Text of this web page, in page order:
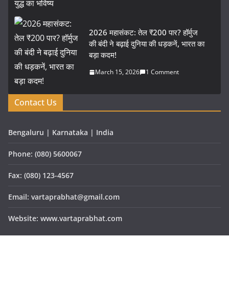
2026 महासंकट: तेल ₹200 पार? हॉर्मुज
की बंदी ने बढ़ाई दुनिया की धड़कनें, भारत का
बड़ा कदम!
March 15, 2026 1 Comment
Contact Us
Bengaluru | Karnataka | India
Phone: (080) 5600067
Fax: (080) 123-4567
Email: vartaprabhat@gmail.com
Website: www.vartaprabhat.com